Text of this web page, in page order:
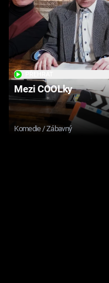
Mezi COOLky
Komedie / Zábavný